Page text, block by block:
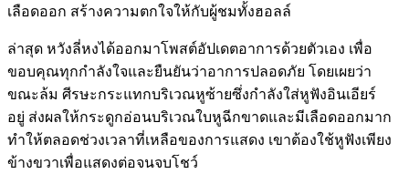
เลือดออก สร้างความตกใจให้กับผู้ชมทั้งฮอลล์
ล่าสุด หวังลี่หงได้ออกมาโพสต์อัปเดตอาการด้วยตัวเอง เพื่อ
ขอบคุณทุกกำลังใจและยืนยันว่าอาการปลอดภัย โดยเผยว่า
ขณะล้ม ศีรษะกระแทกบริเวณหูซ้ายซึ่งกำลังใส่หูฟังอินเอียร์
อยู่ ส่งผลให้กระดูกอ่อนบริเวณใบหูฉีกขาดและมีเลือดออกมาก
ทำให้ตลอดช่วงเวลาที่เหลือของการแสดง เขาต้องใช้หูฟังเพียง
ข้างขวาเพื่อแสดงต่อจนจบโชว์